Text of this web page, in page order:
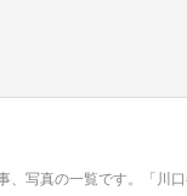
、写真の一覧です。「川